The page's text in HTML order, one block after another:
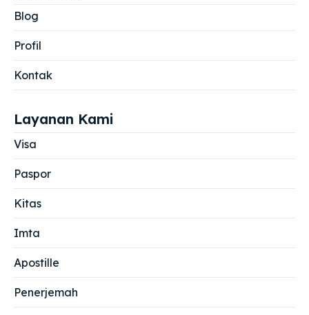
Blog
Profil
Kontak
Layanan Kami
Visa
Paspor
Kitas
Imta
Apostille
Penerjemah